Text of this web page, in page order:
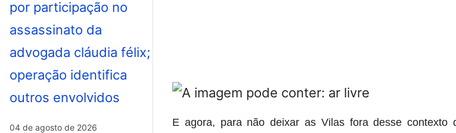
04 de agosto de 2026
E agora, para não deixar as Vilas fora desse contexto